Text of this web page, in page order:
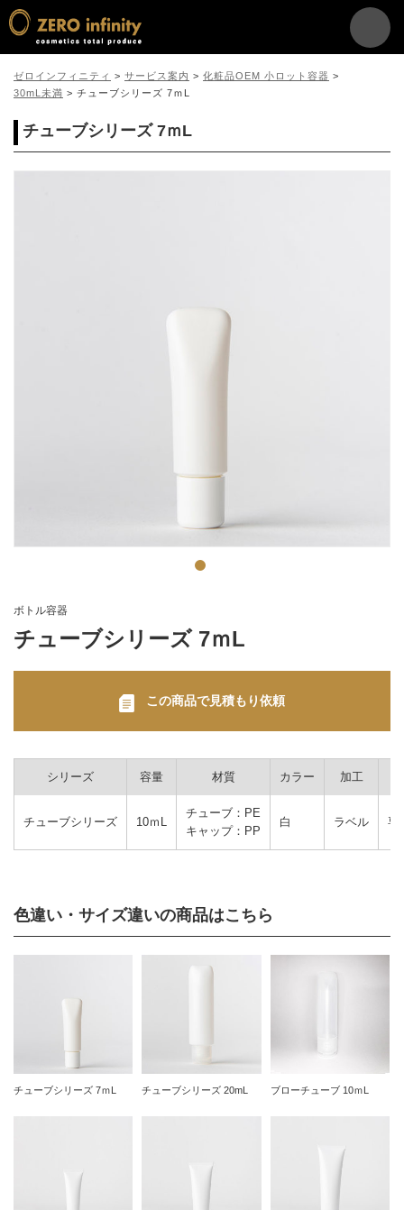
ゼロインフィニティ > サービス案内 > 化粧品OEM 小ロット容器 >
30mL未満 > チューブシリーズ 7ｍL
チューブシリーズ 7ｍL
ボトル容器
チューブシリーズ 7ｍL
この商品で見積もり依頼
シリーズ 容量 材質 カラー 加工
チューブシリーズ 10ｍL
チューブ：PE
キャップ：PP
白 ラベル 専
色違い・サイズ違いの商品はこちら
チューブシリーズ 7ｍL チューブシリーズ 20mL ブローチューブ 10ｍL